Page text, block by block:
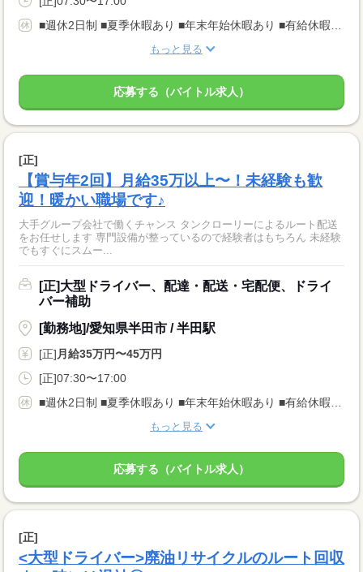
もっと見る
応募する（バイトル求人）
[正]
【賞与年2回】月給35万以上〜！未経験も歓
迎！暖かい職場です♪
大手グループ会社で働くチャンス タンクローリーによるルート配送
をお任せします 専門設備が整っているので経験者はもちろん 未経験
でもすぐにスムー...
[正]大型ドライバー、配達・配送・宅配便、ドライ
バー補助
[勤務地]/愛知県半田市 / 半田駅
[正] 月給35万円〜45万円
[正]07:30〜17:00
もっと見る
応募する（バイトル求人）
[正]
<大型ドライバー>廃油リサイクルのルート回収